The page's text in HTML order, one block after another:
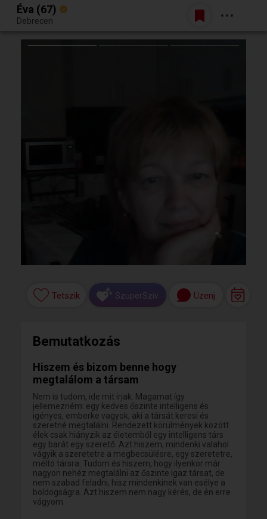
Egy jó randiból bármi lehet.
Belépés
Éva (67)
Debrecen
Tetszik SzuperSzív Üzenj
Bemutatkozás
Hiszem és bizom benne hogy
megtalálom a társam
Nem is tudom, ide mit írjak. Magamat így
jellemezném: egy kedves őszinte intelligens és
igényes, emberke vagyok, aki a társát keresi és
szeretné megtalálni. Rendezett körülmények között
élek csak hiányzik az életemből egy intelligens társ
egy barát egy szerető. Azt hiszem, mindenki valahol
vágyik a szeretetre a megbecsülésre, egy szeretetre,
méltó társra. Tudom és hiszem, hogy ilyenkor már
nagyon nehéz megtalálni az őszinte igaz társat, de
nem szabad feladni, hisz mindenkinek van esélye a
boldogságra. Azt hiszem nem nagy kérés, de én erre
vágyom.